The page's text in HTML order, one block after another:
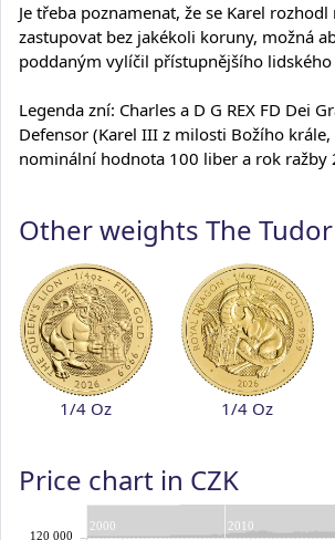
Je třeba poznamenat, že se Karel rozhodl
zastupovat bez jakékoli koruny, možná
poddaným vylíčil přístupnějšího lidského
Legenda zní: Charles a D G REX FD Dei
Defensor (Karel III z milosti Božího
nominální hodnota 100 liber a rok ražby
Other weights The
1/4 Oz 1/4 Oz
Price chart in CZK